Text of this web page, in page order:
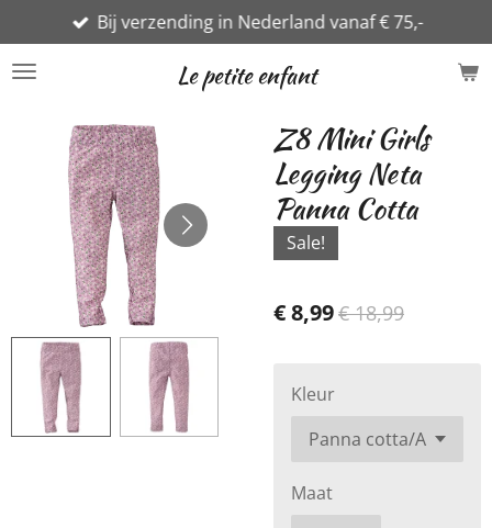
direct
naar
hoofdinhoud
Le petite enfant
Bij verzending in Nederland vanaf € 75,-
Z8 Mini Girls
Legging Neta
Panna Cotta
Sale!
€ 8,99€ 18,99
Kleur
Maat